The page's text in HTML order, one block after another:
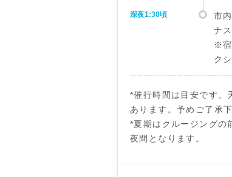
深夜1:30頃
市
ナ
※宿
ク
*催行時間は目安です。
あります。予めご了承下
*夏期はクルージングの
夜間となります。